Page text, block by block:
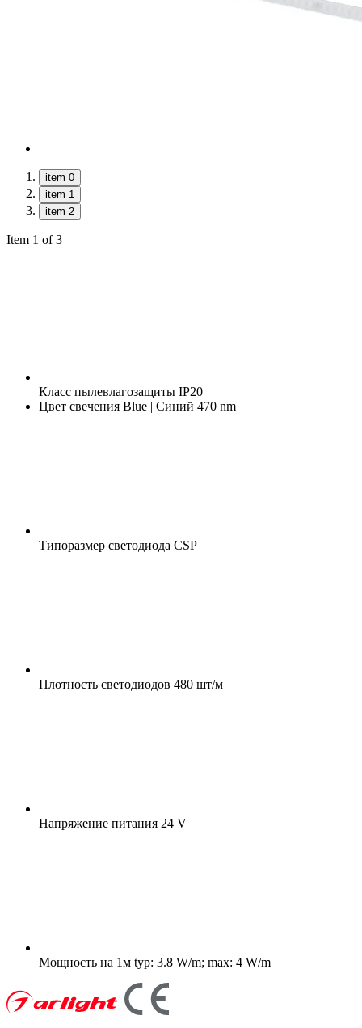
item 0
item 1
item 2
Item 1 of 3
Класс пылевлагозащиты IP20
Цвет свечения Blue | Синий 470 nm
Типоразмер светодиода CSP
Плотность светодиодов 480 шт/м
Напряжение питания 24 V
Мощность на 1м typ: 3.8 W/m; max: 4 W/m